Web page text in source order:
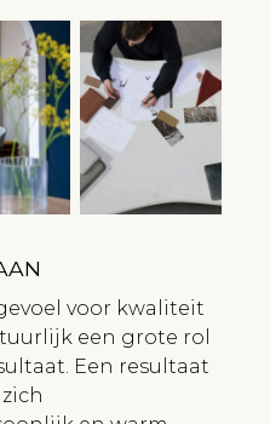
voor kwaliteit
een grote rol
Een resultaat